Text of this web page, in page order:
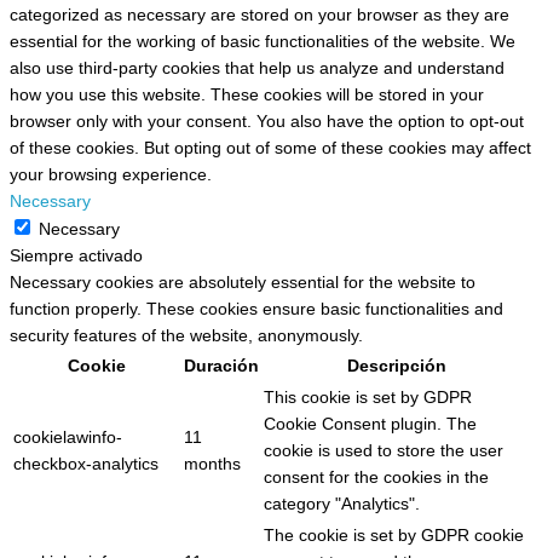
categorized as necessary are stored on your browser as they are
essential for the working of basic functionalities of the website. We
also use third-party cookies that help us analyze and understand
how you use this website. These cookies will be stored in your
browser only with your consent. You also have the option to opt-out
of these cookies. But opting out of some of these cookies may affect
your browsing experience.
Necessary
Necessary
Siempre activado
Necessary cookies are absolutely essential for the website to
function properly. These cookies ensure basic functionalities and
security features of the website, anonymously.
Cookie
Duración Descripción
cookielawinfo-
checkbox-analytics
11
months
This cookie is set by GDPR
Cookie Consent plugin. The
cookie is used to store the user
consent for the cookies in the
category "Analytics".
The cookie is set by GDPR cookie